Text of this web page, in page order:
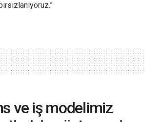
ve iş modelimiz